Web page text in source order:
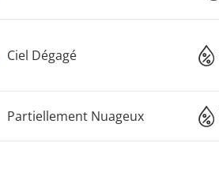
Ciel Dégagé
Partiellement Nuageux